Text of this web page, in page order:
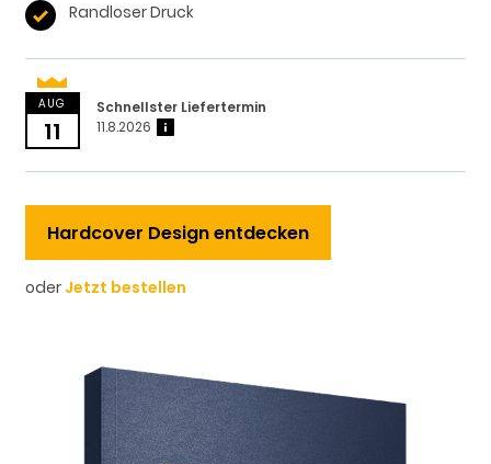
Randloser Druck
AUG
11
Schnellster Liefertermin
11.8.2026
Hardcover Design entdecken
oder Jetzt bestellen